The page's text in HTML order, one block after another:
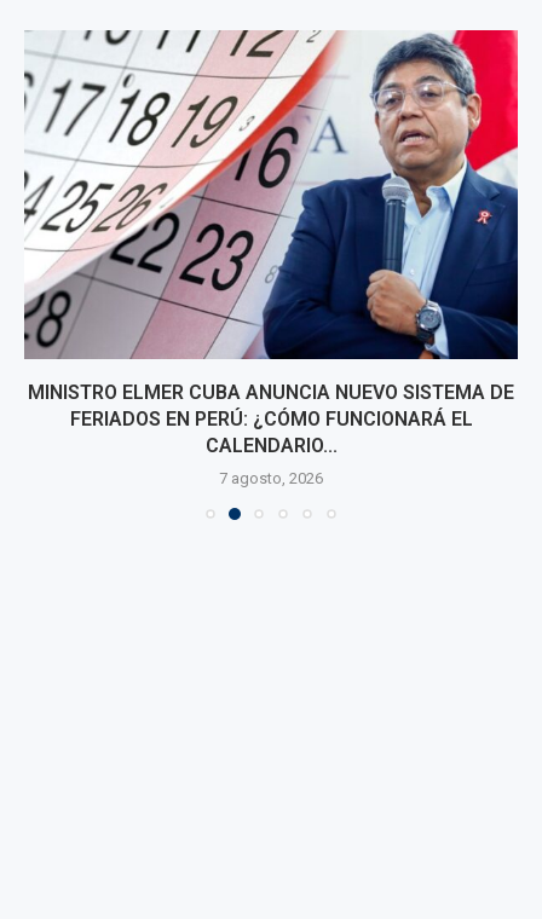
MINISTRO ELMER CUBA ANUNCIA NUEVO SISTEMA DE
FERIADOS EN PERÚ: ¿CÓMO FUNCIONARÁ EL
CALENDARIO...
7 agosto, 2026